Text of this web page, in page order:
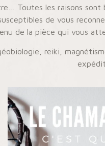
Toutes les raisons
de vous
de la pièce qui vous
reiki,